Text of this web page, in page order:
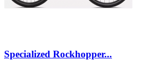
Specialized Rockhopper...